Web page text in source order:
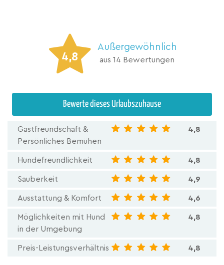
4,8
Außergewöhnlich
aus 14 Bewertungen
Bewerte dieses Urlaubszuhause
Gastfreundschaft &
Persönliches Bemühen
4,8
Hundefreundlichkeit 4,8
Sauberkeit 4,9
Ausstattung & Komfort 4,6
Möglichkeiten mit Hund
in der Umgebung
4,8
Preis-Leistungsverhältnis 4,8